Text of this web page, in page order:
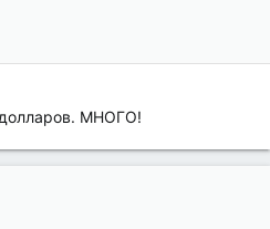
МНОГО!